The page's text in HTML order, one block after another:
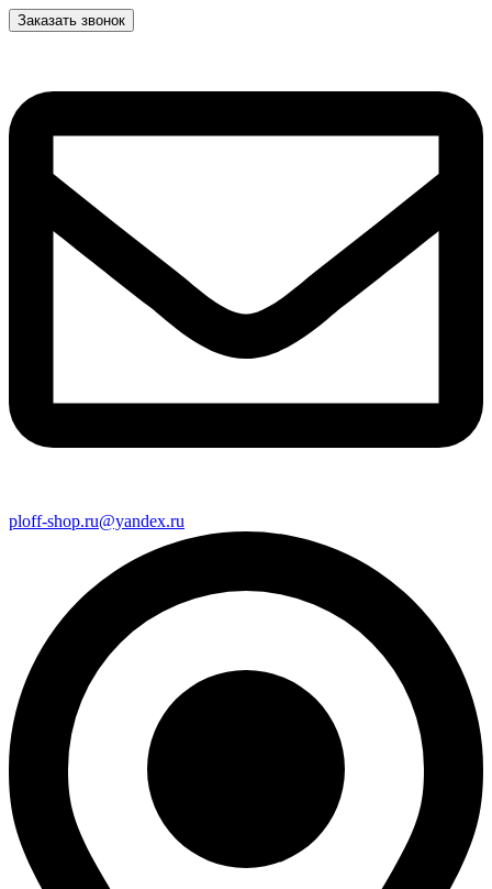
Заказать звонок
ploff-shop.ru@yandex.ru